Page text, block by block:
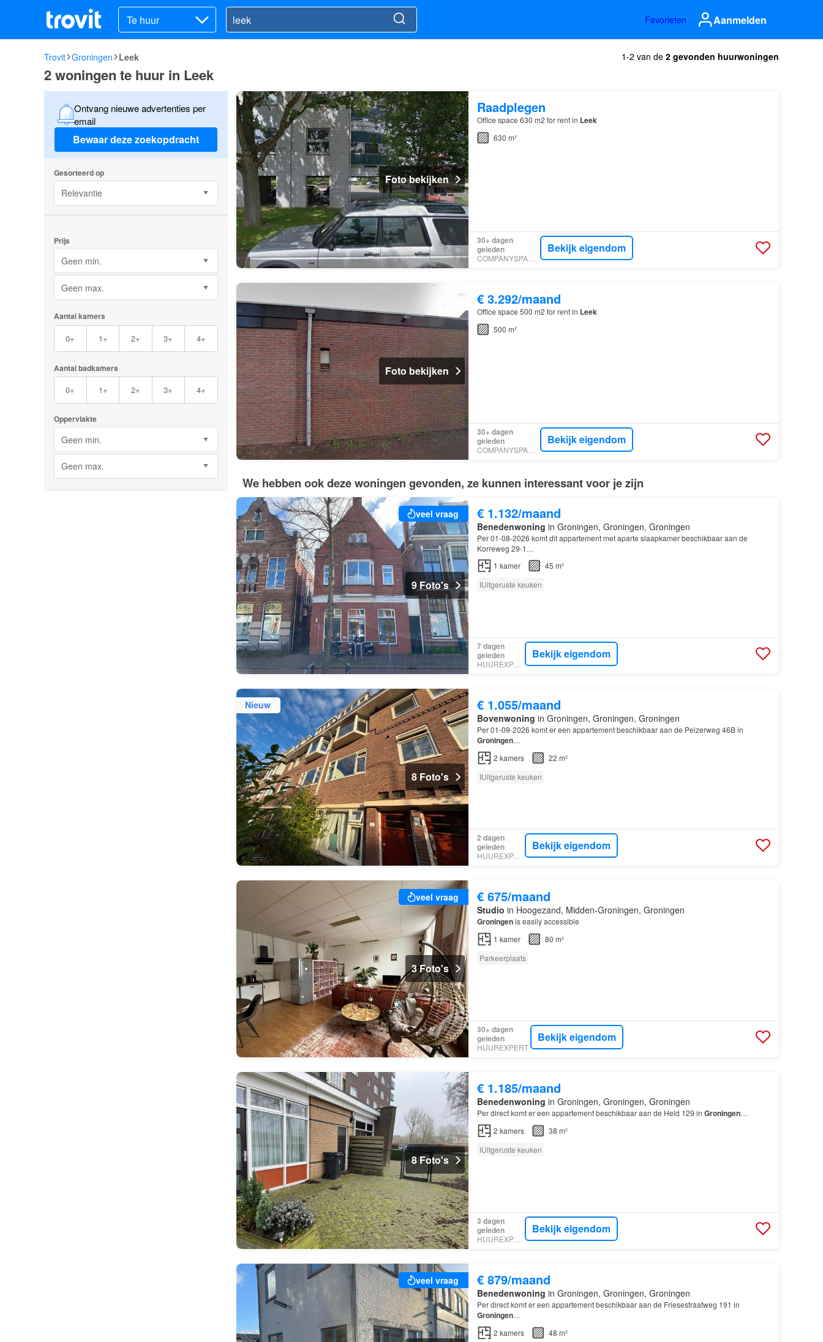
Te huur Favorieten Aanmelden
Trovit Groningen Leek 1-2 van de 2 gevonden huurwoningen
2 woningen te huur in Leek
Ontvang nieuwe advertenties per
email
Bewaar deze zoekopdracht
Gesorteerd op
Relevantie
Prijs
Geen min.
Geen max.
Aantal kamers
0+ 1+ 2+ 3+ 4+
Aantal badkamers
0+ 1+ 2+ 3+ 4+
Oppervlakte
Geen min.
Geen max.
Foto bekijken
Raadplegen
Office space 630 m2 for rent in Leek
630 m²
30+ dagen
geleden
COMPANYSPACE.COM
Bekijk eigendom
Foto bekijken
€ 3.292/maand
Office space 500 m2 for rent in Leek
500 m²
30+ dagen
geleden
COMPANYSPACE.COM
Bekijk eigendom
We hebben ook deze woningen gevonden, ze kunnen interessant voor je zijn
veel vraag
9 Foto's
€ 1.132/maand
Benedenwoning in Groningen, Groningen, Groningen
Per 01-08-2026 komt dit appartement met aparte slaapkamer beschikbaar aan de
Korreweg 29-1…
1 kamer
45 m²
IUitgeruste keuken
7 dagen
geleden
HUUREXPERT
Bekijk eigendom
Nieuw
8 Foto's
€ 1.055/maand
Bovenwoning in Groningen, Groningen, Groningen
Per 01-09-2026 komt er een appartement beschikbaar aan de Peizerweg 46B in
Groningen…
2 kamers
22 m²
IUitgeruste keuken
2 dagen
geleden
HUUREXPERT
Bekijk eigendom
veel vraag
3 Foto's
€ 675/maand
Studio in Hoogezand, Midden-Groningen, Groningen
Groningenis easily accessible
1 kamer
80 m²
Parkeerplaats
30+ dagen
geleden
HUUREXPERT
Bekijk eigendom
8 Foto's
€ 1.185/maand
Benedenwoning in Groningen, Groningen, Groningen
Per direct komt er een appartement beschikbaar aan de Held 129 in Groningen…
2 kamers
38 m²
IUitgeruste keuken
3 dagen
geleden
HUUREXPERT
Bekijk eigendom
veel vraag € 879/maand
Benedenwoning in Groningen, Groningen, Groningen
Per direct komt er een appartement beschikbaar aan de Friesestraatweg 191 in
Groningen…
2 kamers
48 m²